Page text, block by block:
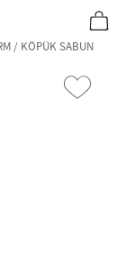
/ KÖPÜK SABUN